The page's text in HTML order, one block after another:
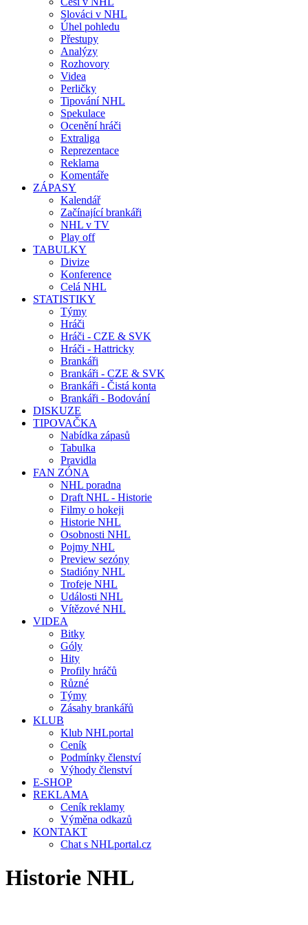
Slováci v NHL
Úhel pohledu
Přestupy
Analýzy
Rozhovory
Videa
Perličky
Tipování NHL
Spekulace
Ocenění hráči
Extraliga
Reprezentace
Reklama
Komentáře
ZÁPASY
Kalendář
Začínající brankáři
NHL v TV
Play off
TABULKY
Divize
Konference
Celá NHL
STATISTIKY
Týmy
Hráči
Hráči - CZE & SVK
Hráči - Hattricky
Brankáři
Brankáři - CZE & SVK
Brankáři - Čistá konta
Brankáři - Bodování
DISKUZE
TIPOVAČKA
Nabídka zápasů
Tabulka
Pravidla
FAN ZÓNA
NHL poradna
Draft NHL - Historie
Filmy o hokeji
Historie NHL
Osobnosti NHL
Pojmy NHL
Preview sezóny
Stadióny NHL
Trofeje NHL
Události NHL
Vítězové NHL
VIDEA
Bitky
Góly
Hity
Profily hráčů
Různé
Týmy
Zásahy brankářů
KLUB
Klub NHLportal
Ceník
Podmínky členství
Výhody členství
E-SHOP
REKLAMA
Ceník reklamy
Výměna odkazů
KONTAKT
Chat s NHLportal.cz
Historie NHL